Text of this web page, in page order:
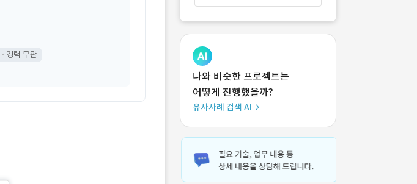
경력 무관
나와 비슷한 프로젝트는
어떻게 진행했을까?
유사사례 검색 AI